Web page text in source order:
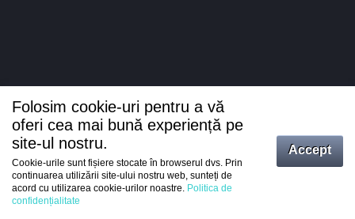
Intrați
Folosim cookie-uri pentru a vă
oferi cea mai bună experiență pe
site-ul nostru.
Cookie-urile sunt fișiere stocate în browserul dvs. Prin
continuarea utilizării site-ului nostru web, sunteți de
acord cu utilizarea cookie-urilor noastre. Politica de
confidențialitate
Accept